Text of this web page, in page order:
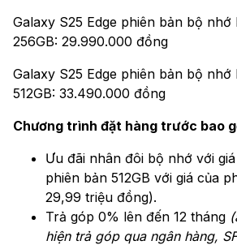
Galaxy S25 Edge phiên bản bộ nhớ
256GB: 29.990.000 đồng
Galaxy S25 Edge phiên bản bộ nhớ
512GB: 33.490.000 đồng
Chương trình đặt hàng trước bao
Ưu đãi nhân đôi bộ nhớ với
phiên bản 512GB với giá của
29,99 triệu đồng).
Trả góp 0% lên đến 12 tháng
hiện trả góp qua ngân hàng,